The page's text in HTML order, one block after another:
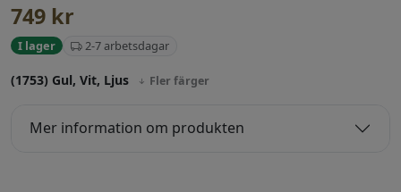
749 kr
I lager 2-7 arbetsdagar
(1753) Gul, Vit, Ljus Fler färger
Mer information om produkten